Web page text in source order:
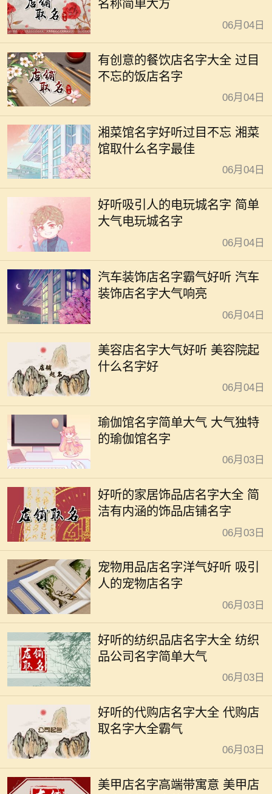
名称简单大方
06月04日
有创意的餐饮店名字大全 过目
不忘的饭店名字
06月04日
湘菜馆名字好听过目不忘 湘菜
馆取什么名字最佳
06月04日
好听吸引人的电玩城名字 简单
大气电玩城名字
06月04日
汽车装饰店名字霸气好听 汽车
装饰店名字大气响亮
06月04日
美容店名字大气好听 美容院起
什么名字好
06月04日
瑜伽馆名字简单大气 大气独特
的瑜伽馆名字
06月03日
好听的家居饰品店名字大全 简
洁有内涵的饰品店铺名字
06月03日
宠物用品店名字洋气好听 吸引
人的宠物店名字
06月03日
好听的纺织品店名字大全 纺织
品公司名字简单大气
06月03日
好听的代购店名字大全 代购店
取名字大全霸气
06月03日
美甲店名字高端带寓意 美甲店